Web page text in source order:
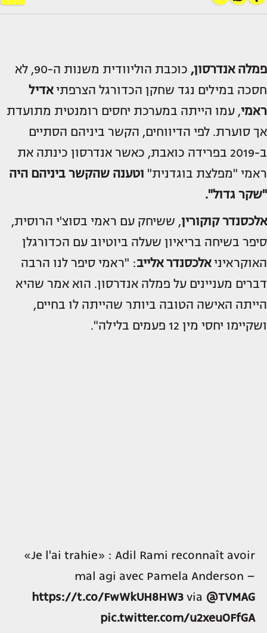
פמלה אנדרסון,
כוכבת הוליוודית משנות ה-90, לא
חסכה במילים נגד שחקן הכדורגל הצרפתיאדיל
ראמי, עמו הייתה במערכת יחסים רומנטית מתועדת
אך סוערת. לפי הדיווחים, הקשר ביניהם הסתיים
ב-2019 בפרידה כואבת, כאשר אנדרסון כינתה את
ראמי "מפלצת בוגדנית" וטענה שהקשר ביניהם היה
"שקר גדול".
אלכסנדר קוקורין, ששיחק עם ראמי בסוצ'י הרוסית,
סיפר בשיחה בריאיון שעלה ביוטיוב עם הכדורגלן
האוקראיניאלכסנדר אלייב: "ראמי סיפר לנו הרבה
דברים מעניינים על פמלה אנדרסון. הוא אמר שהיא
הייתה האישה הטובה ביותר שהייתה לו בחיים,
ושקיימו יחסי מין 12 פעמים בלילה".
«Je l'ai trahie» : Adil Rami reconnaît avoir
mal agi avec Pamela Anderson –
https://t.co/FwWkUH8HW3 via @TVMAG
pic.twitter.com/u2xeuOFfGA